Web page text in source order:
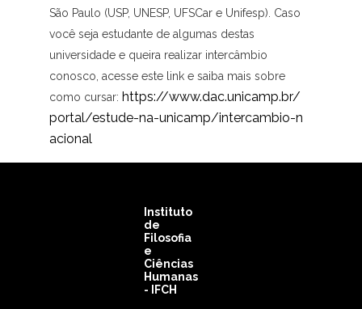
São Paulo (USP, UNESP, UFSCar e Unifesp). Caso
você seja estudante de algumas destas
universidade e queira realizar intercâmbio
conosco, acesse este link e saiba mais sobre
como cursar: https://www.dac.unicamp.br/
portal/estude-na-unicamp/intercambio-n
acional
Instituto
de
Filosofia
e
Ciências
Humanas
- IFCH